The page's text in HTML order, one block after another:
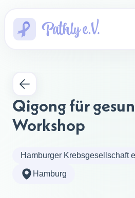
Qigong für
Workshop
Hamburger Krebsgesellschaft
Hamburg